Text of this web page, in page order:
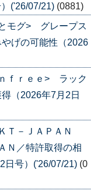
('26/07/21) (0881)
モグ> グレープス
げの可能性（2026
ｆｒｅｅ> ラック
（2026年7月2日
Ｔ－ＪＡＰＡＮ
Ｎ／特許取得の相
日号）('26/07/21) (0